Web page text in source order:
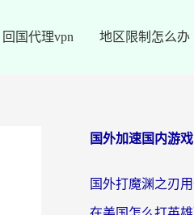
回国代理vpn 地区限制怎么办
国外加速国内游戏